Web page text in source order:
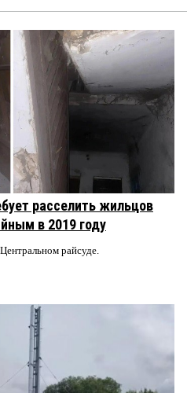
расселить жильцов
в 2019 году
райсуде.